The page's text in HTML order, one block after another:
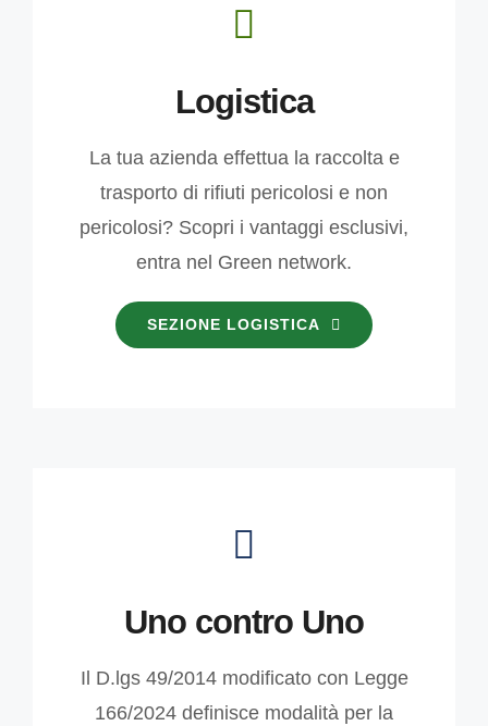
Logistica
La tua azienda effettua la raccolta e
trasporto di rifiuti pericolosi e non
pericolosi? Scopri i vantaggi esclusivi,
entra nel Green network.
SEZIONE LOGISTICA
Uno contro Uno
Il D.lgs 49/2014 modificato con Legge
166/2024 definisce modalità per la